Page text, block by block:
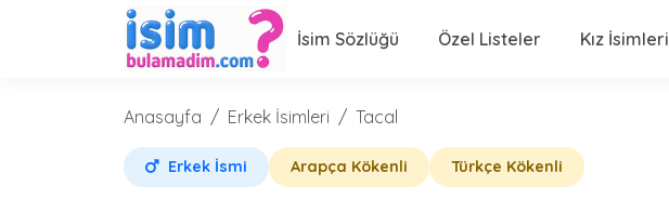
İsim Sözlüğü Özel Listeler Kız İsimleri
Anasayfa Erkek İsimleri Tacal
Erkek İsmi Arapça Kökenli Türkçe Kökenli